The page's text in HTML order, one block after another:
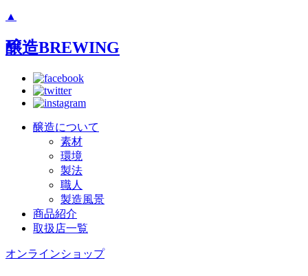
▲
醸造BREWING
醸造について
素材
環境
製法
職人
製造風景
商品紹介
取扱店一覧
オンラインショップ